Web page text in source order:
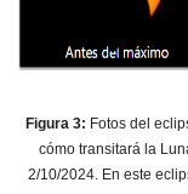
Figura 3: Fotos del
cómo transitará la
2/10/2024. En este